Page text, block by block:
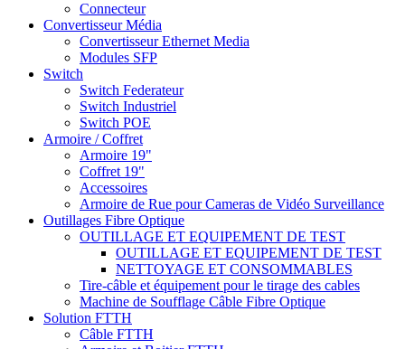
Connecteur
Convertisseur Média
Convertisseur Ethernet Media
Modules SFP
Switch
Switch Federateur
Switch Industriel
Switch POE
Armoire / Coffret
Armoire 19"
Coffret 19"
Accessoires
Armoire de Rue pour Cameras de Vidéo Surveillance
Outillages Fibre Optique
OUTILLAGE ET EQUIPEMENT DE TEST
OUTILLAGE ET EQUIPEMENT DE TEST
NETTOYAGE ET CONSOMMABLES
Tire-câble et équipement pour le tirage des cables
Machine de Soufflage Câble Fibre Optique
Solution FTTH
Câble FTTH